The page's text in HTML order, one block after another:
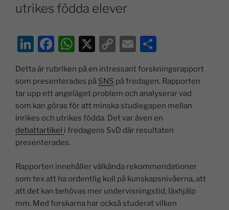
utrikes födda elever
Li
k
e
dI
n
F
c
e
b
o
o
k
W
at
s
A
p
X
C
p
y
Li
n
E
ai
l
a
Detta är rubriken på en intressant forskningsrapport
som presenterades på SNS på fredagen. Rapporten
tar upp ett angeläget problem och analyserar vad
som kan göras för att minska studiegapen mellan
inrikes och utrikes födda. Det var även en
debattartikel i fredagens SvD där resultaten
presenterades.
Rapporten innehåller välkända rekommendationer
som tex att ha ordentlig koll på kunskapsnivåerna, att
att det kan behövas mer undervisningstid, läxhjälp
mm. Med forskarna har också studerat vilken